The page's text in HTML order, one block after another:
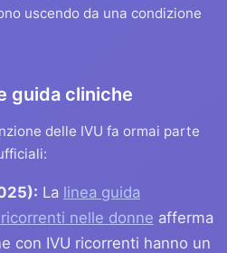
uscendo da una condizione
guida cliniche
delle IVU fa ormai parte
La linea guida
nelle donne afferma
con IVU ricorrenti hanno un